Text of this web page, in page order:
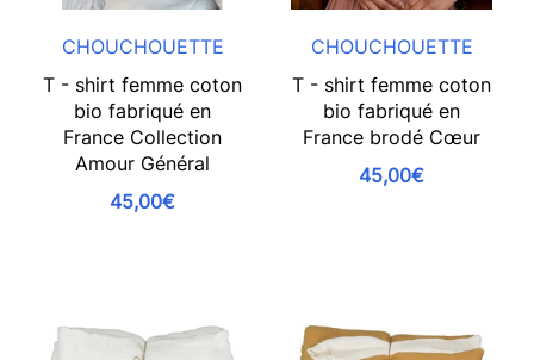
CHOUCHOUETTE
T - shirt femme coton
bio fabriqué en
France Collection
Amour Général
45,00€
CHOUCHOUETTE
T - shirt femme coton
bio fabriqué en
France brodé Cœur
45,00€